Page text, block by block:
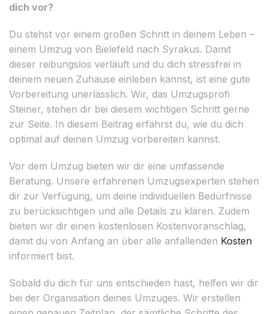
dich vor?
Du stehst vor einem großen Schritt in deinem Leben –
einem Umzug von Bielefeld nach Syrakus. Damit
dieser reibungslos verläuft und du dich stressfrei in
deinem neuen Zuhause einleben kannst, ist eine gute
Vorbereitung unerlässlich. Wir, das Umzugsprofi
Steiner, stehen dir bei diesem wichtigen Schritt gerne
zur Seite. In diesem Beitrag erfährst du, wie du dich
optimal auf deinen Umzug vorbereiten kannst.
Vor dem Umzug bieten wir dir eine umfassende
Beratung. Unsere erfahrenen Umzugsexperten stehen
dir zur Verfügung, um deine individuellen Bedürfnisse
zu berücksichtigen und alle Details zu klären. Zudem
bieten wir dir einen kostenlosen Kostenvoranschlag,
damit du von Anfang an über alle anfallenden Kosten
informiert bist.
Sobald du dich für uns entschieden hast, helfen wir dir
bei der Organisation deines Umzuges. Wir erstellen